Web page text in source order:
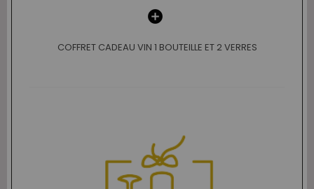
COFFRET CADEAU VIN 1 BOUTEILLE ET 2 VERRES